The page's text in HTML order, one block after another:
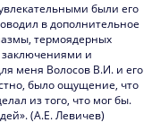
были его
в дополнительное
термоядерных
заключениями и
меня Волосов В.И. и его
было ощущение, что
из того, что мог бы.
(А.Е. Левичев)